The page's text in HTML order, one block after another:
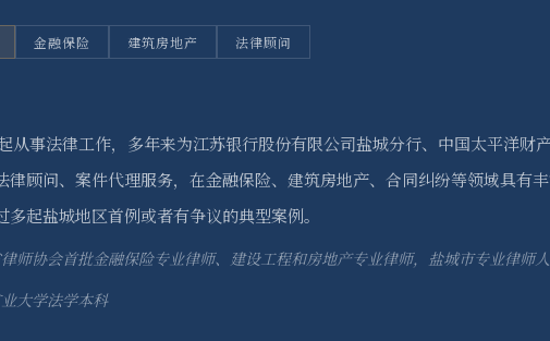
金融保险 建筑房地产 法律顾问
从事法律工作，多年来为江苏银行股份有限公司盐城分行、中国太平洋财
律顾问、案件代理服务，在金融保险、建筑房地产、合同纠纷等领域具有
多起盐城地区首例或者有争议的典型案例。
师协会首批金融保险专业律师、建设工程和房地产专业律师，盐城市专业律师
大学法学本科